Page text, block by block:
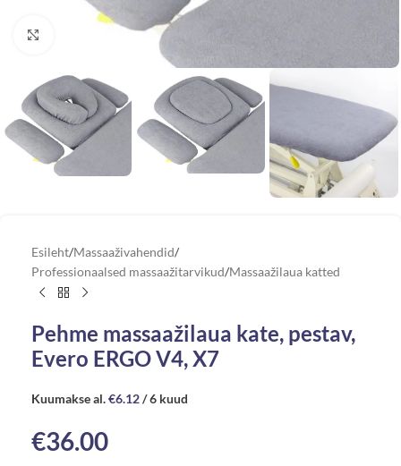
Vaata suuremat pilti
Esileht/Massaaživahendid/
Professionaalsed massaažitarvikud/Massaažilaua katted
Pehme massaažilaua kate, pestav,
Evero ERGO V4, X7
Kuumakse al.€6.12/ 6 kuud
€36.00